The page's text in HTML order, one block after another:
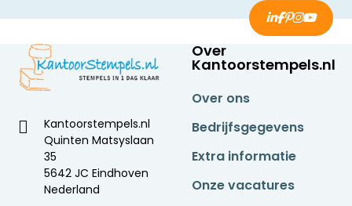
Kantoorstempels.nl
Quinten Matsyslaan
35
5642 JC Eindhoven
Nederland
Over
Kantoorstempels.nl
Over ons
Bedrijfsgegevens
Extra informatie
Onze vacatures